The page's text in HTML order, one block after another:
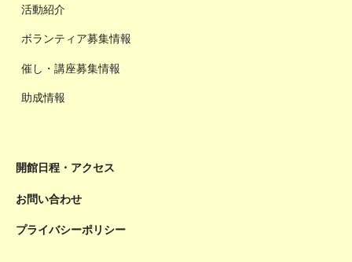
活動紹介
ボランティア募集情報
催し・講座募集情報
助成情報
開館日程・アクセス
お問い合わせ
プライバシーポリシー